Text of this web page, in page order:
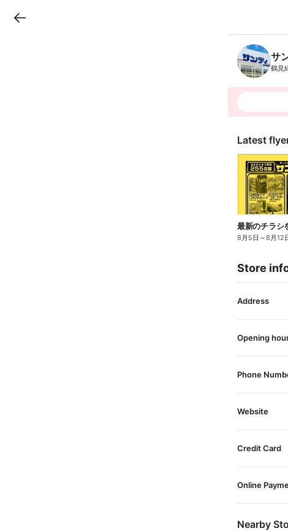
B
n
c
h
T
サ
鶴見
Latest
最新のチラシ
8月5日 ～8月12
Store
Address
Opening
Phone
Website
Credit Card
Online
Nearby